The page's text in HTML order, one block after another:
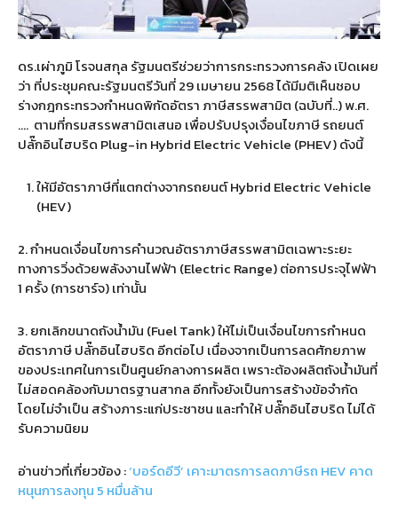
ดร.เผ่าภูมิ โรจนสกุล รัฐมนตรีช่วยว่าการกระทรวงการคลัง เปิดเผย
ว่า ที่ประชุมคณะรัฐมนตรีวันที่29เมษายน 2568ได้มีมติเห็นชอบ
ร่างกฎกระทรวงกำหนดพิกัดอัตรา ภาษีสรรพสามิต (ฉบับที่..)พ.ศ.
…. ตามที่กรมสรรพสามิตเสนอ เพื่อปรับปรุงเงื่อนไขภาษี รถยนต์
ปลั๊กอินไฮบริด Plug-in Hybrid Electric Vehicle (PHEV) ดังนี้
ให้มีอัตราภาษีที่แตกต่างจากรถยนต์Hybrid Electric Vehicle
(HEV)
2.กำหนดเงื่อนไขการคำนวณอัตราภาษีสรรพสามิตเฉพาะระยะ
ทางการวิ่งด้วยพลังงานไฟฟ้า (Electric Range)ต่อการประจุไฟฟ้า
1 ครั้ง(การชาร์จ)เท่านั้น
3.ยกเลิกขนาดถังน้ำมัน (Fuel Tank)ให้ไม่เป็นเงื่อนไขการกำหนด
อัตราภาษีปลั๊กอินไฮบริด อีกต่อไป เนื่องจากเป็นการลดศักยภาพ
ของประเทศในการเป็นศูนย์กลางการผลิต เพราะต้องผลิตถังน้ำมันที่
ไม่สอดคล้องกับมาตรฐานสากล อีกทั้งยังเป็นการสร้างข้อจำกัด
โดยไม่จำเป็น สร้างภาระแก่ประชาชน และทำให้ปลั๊กอินไฮบริดไม่ได้
รับความนิยม
อ่านข่าวที่เกี่ยวข้อง :‘บอร์ดอีวี’ เคาะมาตรการลดภาษีรถ HEV คาด
หนุนการลงทุน 5 หมื่นล้าน